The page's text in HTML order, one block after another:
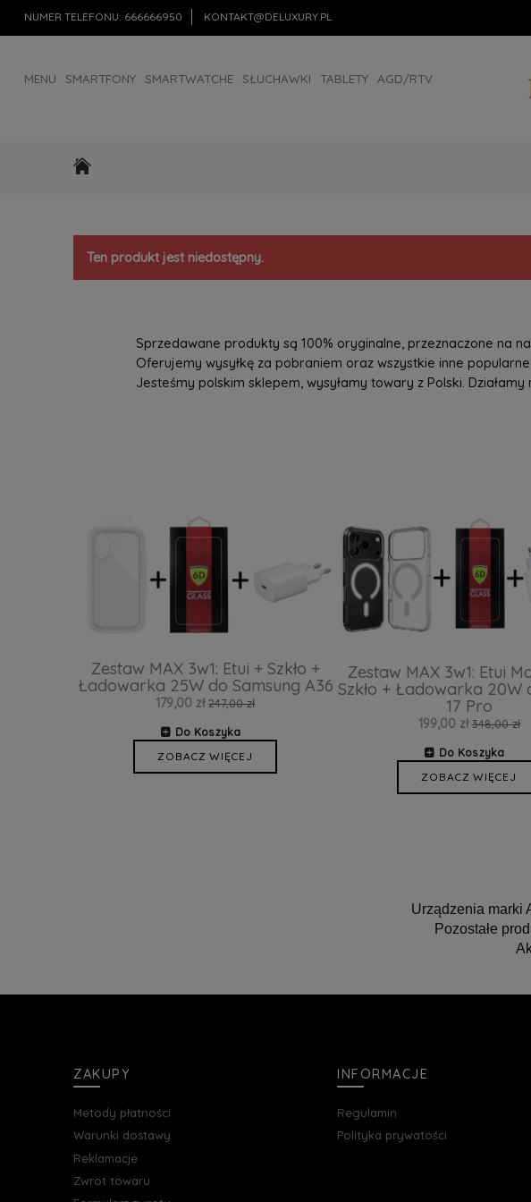
NUMER TELEFONU: 666666950 KONTAKT@DELUXURY.PL
MENU SMARTFONY SMARTWATCHE SŁUCHAWKI TABLETY AGD/RTV
Ten produkt jest niedostępny.
Sprzedawane produkty są 100% oryginalne, przeznaczone na
Oferujemy wysyłkę za pobraniem oraz wszystkie inne
Jesteśmy polskim sklepem, wysyłamy towary z Polski.
Zestaw MAX 3w1: Etui + Szkło +
Ładowarka 25W do Samsung A36
179,00 zł 247,00 zł
Do Koszyka
ZOBACZ WIĘCEJ
Zestaw MAX 3w1: Etui
Szkło + Ładowarka 20W
17 Pro
199,00 zł 348,00 zł
Do Koszyka
ZOBACZ WIĘCEJ
Urządzenia marki
Pozostałe
ZAKUPY
Metody płatności
Warunki dostawy
Reklamacje
Zwrot towaru
INFORMACJE
Regulamin
Polityka prywatości